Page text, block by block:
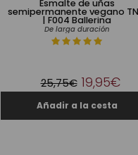
Esmalte de uñas
semipermanente vegano
| F004 Ballerina
De larga duración
25,75€ 19,95€